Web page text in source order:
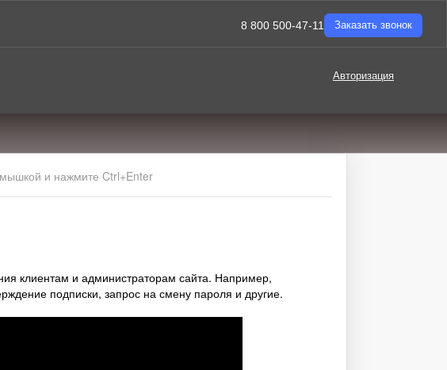
8 800 500-47-11 Заказать звонок
Авторизация
и нажмите Ctrl+Enter
клиентам и администраторам сайта. Например,
подписки, запрос на смену пароля и другие.